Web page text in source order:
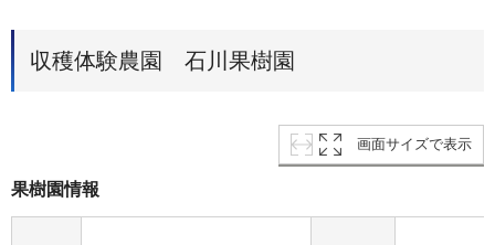
収穫体験農園 石川果樹園
画面サイズで表示
果樹園情報